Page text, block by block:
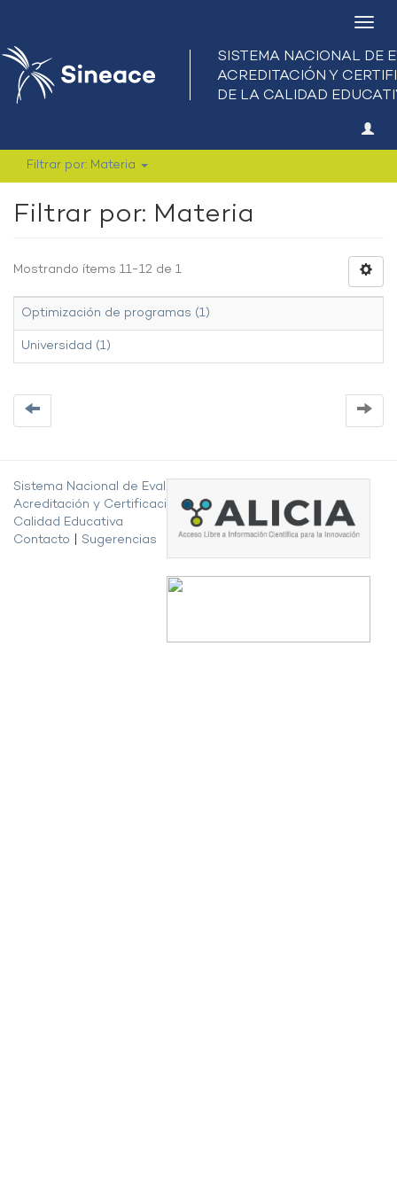
Filtrar por: Materia
Filtrar por: Materia
Mostrando ítems 11-12 de 1
Optimización de programas (1)
Universidad (1)
Sistema Nacional de Evaluación,
Acreditación y Certificación de la
Calidad Educativa
Contacto
Sugerencias